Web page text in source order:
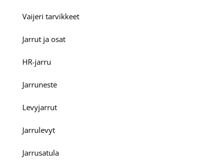
Vaijeri tarvikkeet
Jarrut ja osat
HR-jarru
Jarruneste
Levyjarrut
Jarrulevyt
Jarrusatula